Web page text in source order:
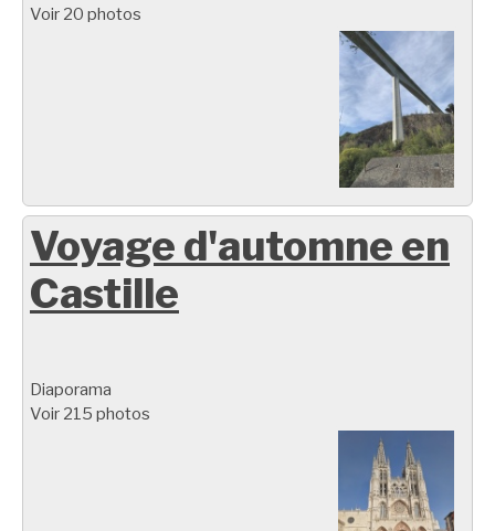
Voir 20 photos
Voyage d'automne en
Castille
Diaporama
Voir 215 photos